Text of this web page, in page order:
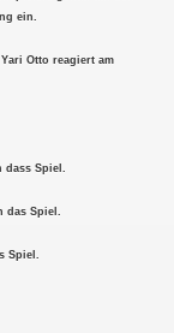
ein.
Otto reagiert am
dass Spiel.
das Spiel.
Spiel.